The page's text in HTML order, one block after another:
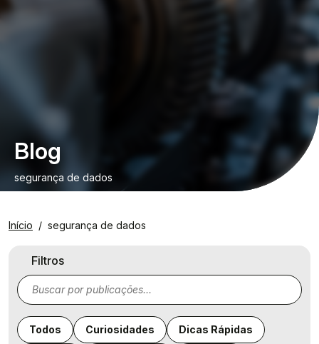
Blog
segurança de dados
Início segurança de dados
Filtros
Todos Curiosidades Dicas Rápidas